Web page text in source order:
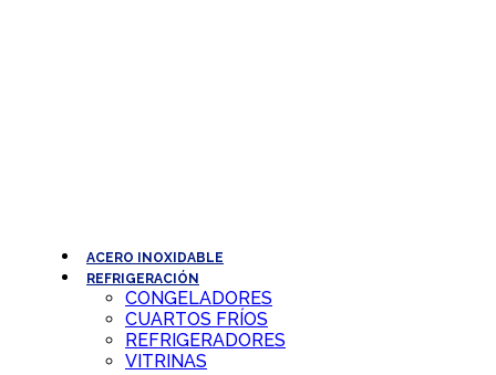
ACERO INOXIDABLE
REFRIGERACIÓN
CONGELADORES
CUARTOS FRÍOS
REFRIGERADORES
VITRINAS